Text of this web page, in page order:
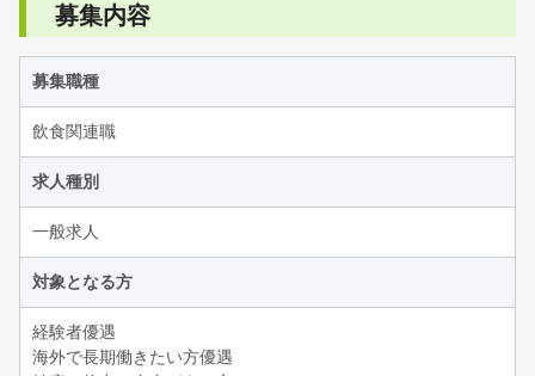
募集内容
募集職種
飲食関連職
求人種別
一般求人
対象となる方
経験者優遇
海外で長期働きたい方優遇